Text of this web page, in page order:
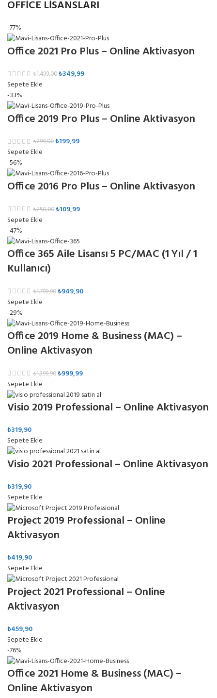
OFFİCE LİSANSLARI
-77%
Office 2021 Pro Plus – Online Aktivasyon
₺1.499,00₺349,99
Sepete Ekle
-33%
Office 2019 Pro Plus – Online Aktivasyon
₺299,00₺199,99
Sepete Ekle
-56%
Office 2016 Pro Plus – Online Aktivasyon
₺250,00₺109,99
Sepete Ekle
-47%
Office 365 Aile Lisansı 5 PC/MAC (1 Yıl / 1
Kullanıcı)
₺1.799,90₺949,90
Sepete Ekle
-29%
Office 2019 Home & Business (MAC) –
Online Aktivasyon
₺1.399,90₺999,99
Sepete Ekle
Visio 2019 Professional – Online Aktivasyon
₺319,90
Sepete Ekle
Visio 2021 Professional – Online Aktivasyon
₺319,90
Sepete Ekle
Project 2019 Professional – Online
Aktivasyon
₺419,90
Sepete Ekle
Project 2021 Professional – Online
Aktivasyon
₺459,90
Sepete Ekle
-76%
Office 2021 Home & Business (MAC) –
Online Aktivasyon